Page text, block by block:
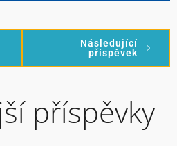
Následující
příspěvek
příspěvky